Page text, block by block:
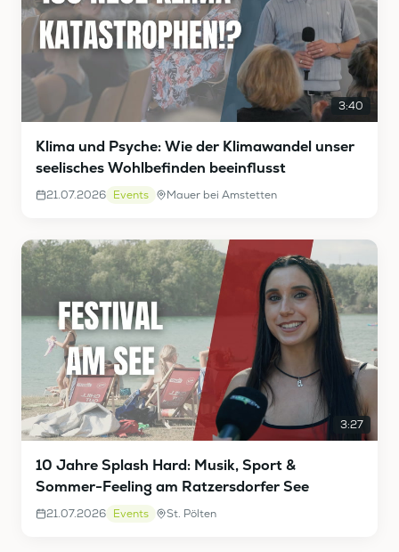
3:40
Klima und Psyche: Wie der Klimawandel unser
seelisches Wohlbefinden beeinflusst
21.07.2026 Events Mauer bei Amstetten
3:27
10 Jahre Splash Hard: Musik, Sport &
Sommer-Feeling am Ratzersdorfer See
21.07.2026 Events St. Pölten